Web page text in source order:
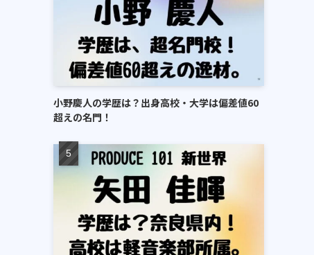
小野慶人の学歴は？出身高校・大学は偏差値60
超えの名門！